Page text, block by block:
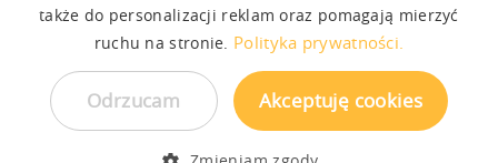
OBSŁUGUJEMY PŁATNOŚCI
także do personalizacji reklam oraz pomagają mierzyć
ruchu na stronie. Polityka prywatności.
Akceptuję cookies
Odrzucam